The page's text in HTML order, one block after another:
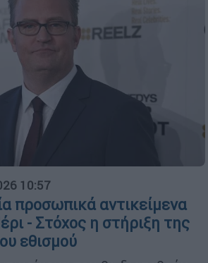
10:57
προσωπικά αντικείμενα
- Στόχος η στήριξη της
εθισμού